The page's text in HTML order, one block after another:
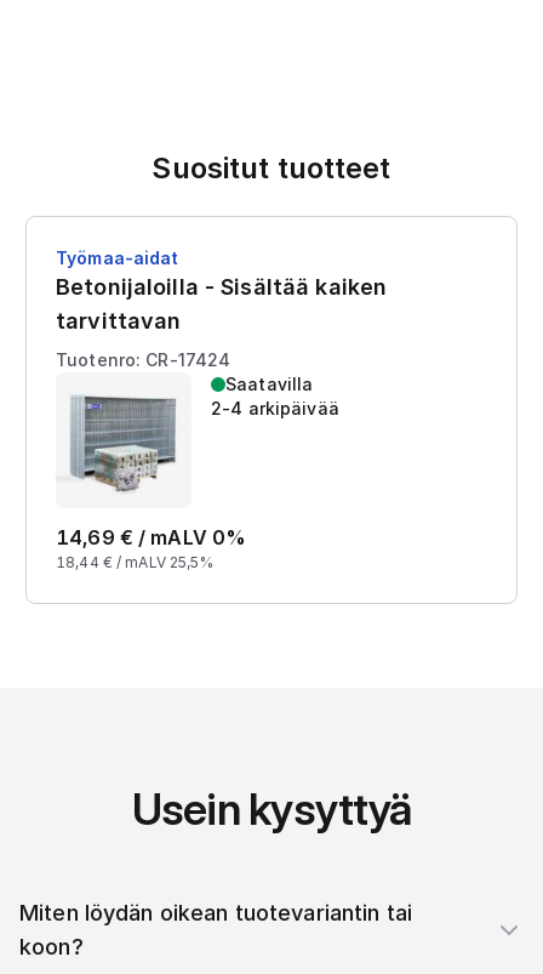
Suositut tuotteet
Työmaa-aidat
Betonijaloilla - Sisältää kaiken
tarvittavan
Tuotenro: CR-17424
Saatavilla
2-4 arkipäivää
14,69 € / mALV 0%
18,44 € / mALV 25,5%
Usein kysyttyä
Miten löydän oikean tuotevariantin tai
koon?